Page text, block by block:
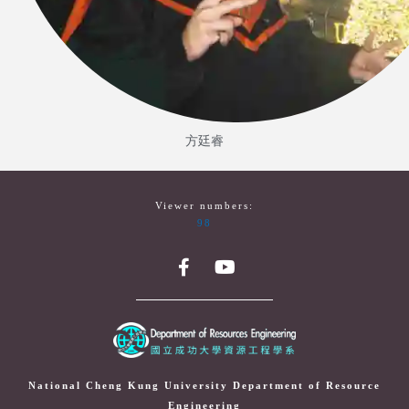
方廷睿
Viewer numbers:
98
National Cheng Kung University Department of Resource
Engineering